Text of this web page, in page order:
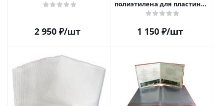
2 950₽/шт
полиэтилена для пластинок
(25шт)
1 150₽/шт